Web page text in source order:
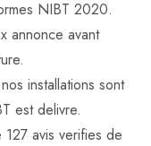
NIBT 2020.
annonce avant
installations sont
est delivre.
127 avis verifies de